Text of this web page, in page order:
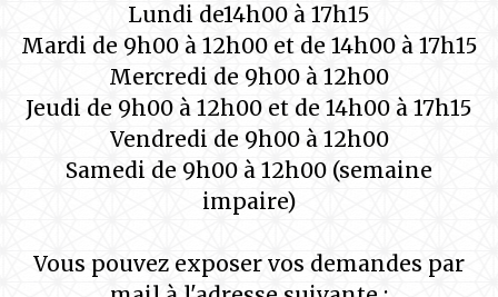
Lundi de14h00 à 17h15
Mardi de 9h00 à 12h00 et de 14h00 à 17h15
Mercredi de 9h00 à 12h00
Jeudi de 9h00 à 12h00 et de 14h00 à 17h15
Vendredi de 9h00 à 12h00
Samedi de 9h00 à 12h00 (semaine
impaire)
Vous pouvez exposer vos demandes par